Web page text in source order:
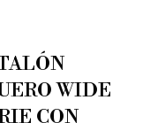
WIDE
CON